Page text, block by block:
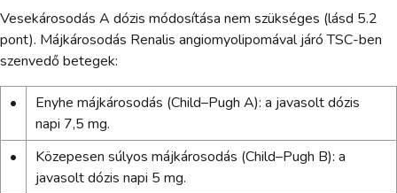
Vesekárosodás A dózis módosítása nem szükséges (lásd 5.2
pont). Májkárosodás Renalis angiomyolipomával járó TSC-ben
szenvedő betegek:
•
Enyhe májkárosodás (Child–Pugh A): a javasolt dózis
napi 7,5 mg.
•
Közepesen súlyos májkárosodás (Child–Pugh B): a
javasolt dózis napi 5 mg.